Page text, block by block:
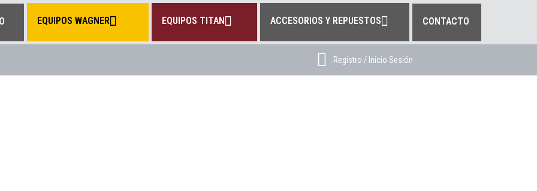
EQUIPOS WAGNER EQUIPOS TITAN ACCESORIOS Y REPUESTOS CONTACTO
Registro / Inicio Sesión